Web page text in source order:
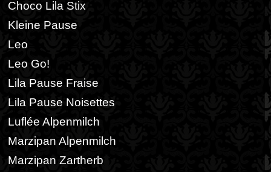
Choco Lila Stix
Kleine Pause
Leo
Leo Go!
Lila Pause Fraise
Lila Pause Noisettes
Luflée Alpenmilch
Marzipan Alpenmilch
Marzipan Zartherb